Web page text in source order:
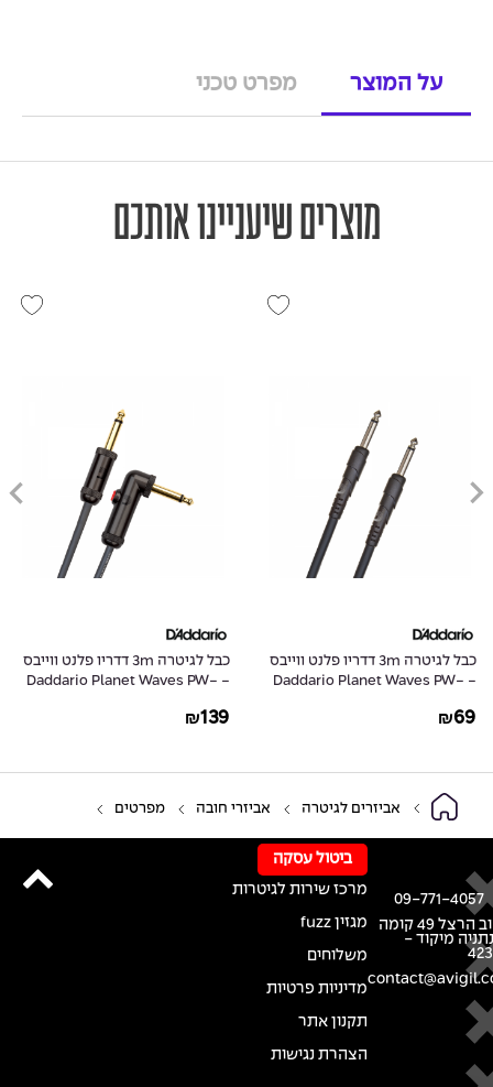
על המוצר מפרט טכני
מוצרים שיעניינו אותכם
כבל לגיטרה 3m דדריו פלנט ווייבס
- Daddario Planet Waves PW-
₪69
כבל לגיטרה 3m דדריו פלנט ווייבס
- Daddario Planet Waves PW-
₪139
אביזרים לגיטרה אביזרי חובה מפרטים
רחוב הרצל 49 קומה
מיקוד -
09-771-4057
ביטול עסקה
מרכז שירות לגיטרות
מגזין fuzz
משלוחים
מדיניות פרטיות
תקנון אתר
הצהרת נגישות